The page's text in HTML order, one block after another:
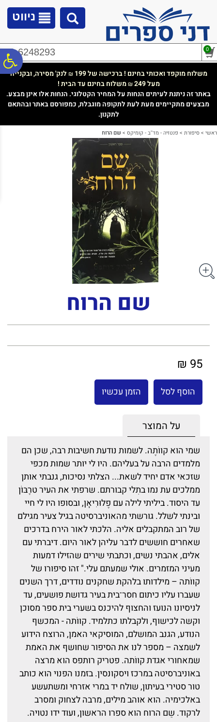
נגישות
ניווט
02-6248293 0
משלוח מוקפד ואכותי בחינם ! ברכישה של 199 ₪ לנק' מסירה, ובקנייה
מעל 249
₪משלוח בחינם עד הבית !
באתר זה ניתנת לעיתים הנחות על המחיר הקטלוגי. הנחות אלו אינן מבצע.
מבצעים מתקיימים מעת לעת לתקופה מוגבלת, כמפורסם באתר ובהתאם
לתקנון.
ראשי >סיפורת > פנטזיה - מד''ב - קומיקס >שם הרוח
שם הרוח
95 ₪
הוסף לסל הזמן עכשיו
על המוצר
שמי הוא קווֹתֶה. לשמות נודעת חשיבות רבה, שכן הם
מלמדים הרבה על בעליהם. היו לי יותר שמות מכפי
שזכאי אדם יחיד לשאת... הצלתי נסיכות, גנבתי אותן
ממלכים עת נמו בתִלי קבורתם. שרפתי את העיר טרֶבּוֹן
עד היסוד. ביליתי לילה עם פֶלוּרִיאָן, ובסופו היו לי חיי
ובינתי לשלל. גורשתי מהאוניברסיטה בגיל צעיר מגילם
של רוב המתקבלים אליה. הלכתי לאור הירח בדרכים
שאחרים חוששים לדבר עליהן לאור היום. דיברתי עם
אלים, אהבתי נשים, וכתבתי שירים שהזילו דמעות
מעיני המזמרים. אולי שמעתם עלי." זהו סיפורו של
קווֹתה – מילדותו בלהקת שחקנים נודדים, דרך השנים
שעברו עליו כיתום חסר־בית בעיר גדושת פושעים, עד
לניסיונו הנועז והחצוף להיכנס בשערי בית ספר מסוכן
וקשה לכישוף, ולקבלתו כתלמיד. קווֹתה - המכשף
הנודע, הגנב המושלם, המוסיקאי האמן, הרוצח הידוע
לשמצה – מספר לנו את הסיפור שחושף את האמת
שמאחורי אגדת קווֹתה. פטריק רותפס הוא מרצה
באוניברסיטה במרכז ויסקונסין. בזמנו הפנוי הוא כותב
טור סטירי בעיתון, שולח יד במרי אזרחי ומשתעשע
באלכימיה. הוא אוהב מילים, מרבה לצחוק ומסרב
לרקוד. שֵם הרוח הוא ספרו הראשון, ועוד ידו נטויה.